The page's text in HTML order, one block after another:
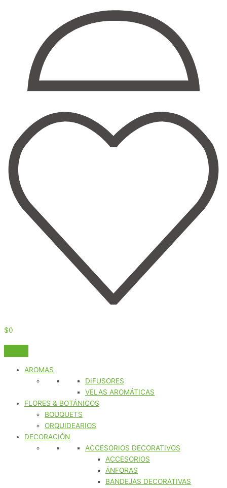
$0
AROMAS
DIFUSORES
VELAS AROMÁTICAS
FLORES & BOTÁNICOS
BOUQUETS
ORQUIDEARIOS
DECORACIÓN
ACCESORIOS DECORATIVOS
ACCESORIOS
ÁNFORAS
BANDEJAS DECORATIVAS